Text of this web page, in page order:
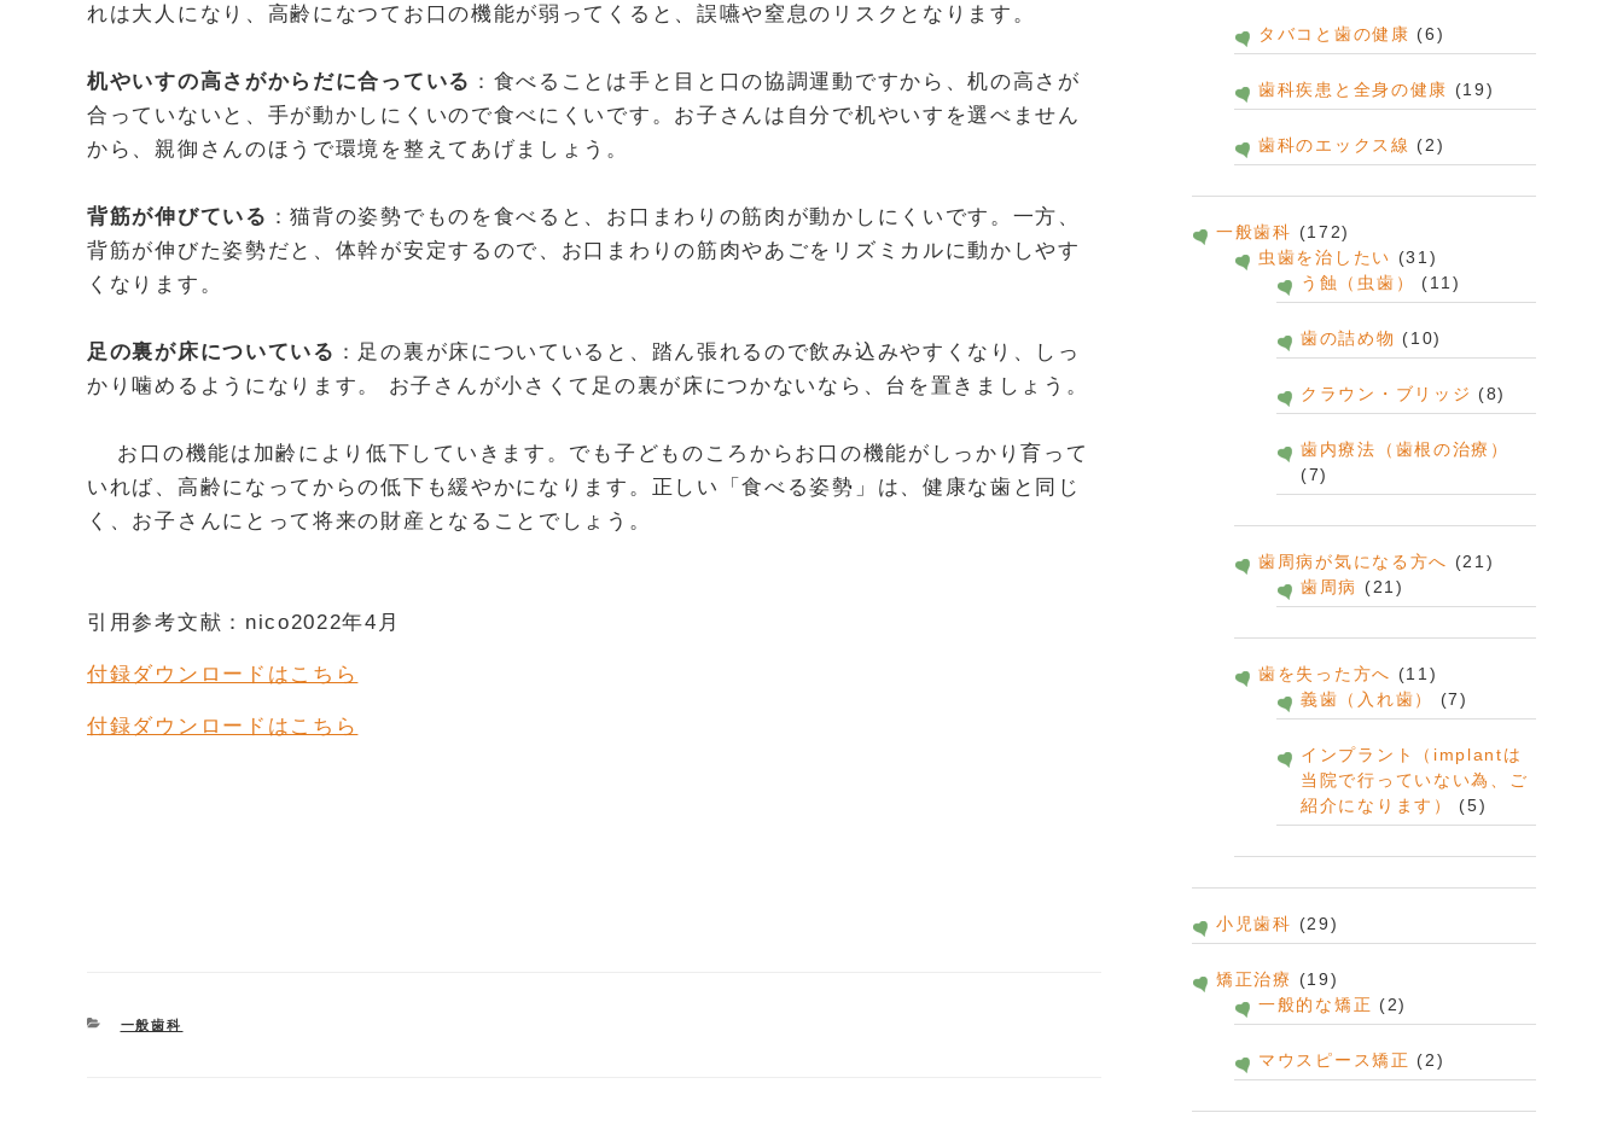
れは大人になり、高齢になつてお口の機能が弱ってくると、誤嚥や窒息のリスクとなります。
机やいすの高さがからだに合っている ：食べることは手と目と口の協調運動ですから、机の高さが
合っていないと、手が動かしにくいので食べにくいです。お子さんは自分で机やいすを選べません
から、親御さんのほうで環境を整えてあげましょう。
背筋が伸びている ：猫背の姿勢でものを食べると、お口まわりの筋肉が動かしにくいです。一方、
背筋が伸びた姿勢だと、体幹が安定するので、お口まわりの筋肉やあごをリズミカルに動かしやす
くなります。
足の裏が床についている ：足の裏が床についていると、踏ん張れるので飲み込みやすくなり、しっ
かり噛めるようになります。 お子さんが小さくて足の裏が床につかないなら、台を置きましょう。
お口の機能は加齢により低下していきます。でも子どものころからお口の機能がしっかり育って
いれば、高齢になってからの低下も緩やかになります。正しい「食べる姿勢」は、健康な歯と同じ
く、お子さんにとって将来の財産となることでしょう。
引用参考文献：nico2022年4月
付録ダウンロードはこちら
付録ダウンロードはこちら
CATEGORIES
一般歯科
タバコと歯の健康 (6)
歯科疾患と全身の健康 (19)
歯科のエックス線 (2)
一般歯科 (172)
虫歯を治したい (31)
う蝕（虫歯）
(11)
歯の詰め物 (10)
クラウン・ブリッジ (8)
歯内療法（歯根の治療）
(7)
歯周病が気になる方へ (21)
歯周病
(21)
歯を失った方へ (11)
義歯（入れ歯）
(7)
インプラント（implantは
当院で行っていない為、ご
紹介になります）
(5)
小児歯科 (29)
矯正治療
(19)
一般的な矯正 (2)
マウスピース矯正 (2)